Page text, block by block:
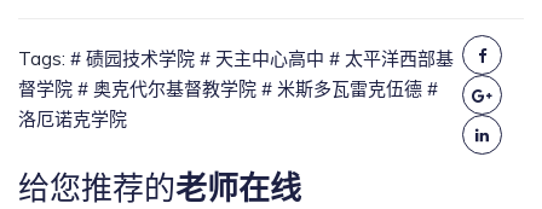
Tags: # 碛园技术学院 # 天主中心高中 # 太平洋西部基
督学院 # 奥克代尔基督教学院 # 米斯多瓦雷克伍德 #
洛厄诺克学院
给您推荐的老师在线